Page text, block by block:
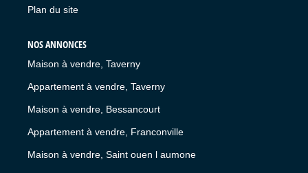
Plan du site
NOS ANNONCES
Maison à vendre, Taverny
Appartement à vendre, Taverny
Maison à vendre, Bessancourt
Appartement à vendre, Franconville
Maison à vendre, Saint ouen l aumone